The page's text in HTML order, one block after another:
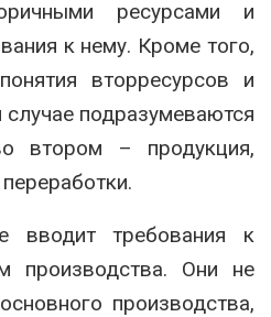
ресурсами и
к нему. Кроме того,
вторресурсов и
подразумеваются
втором – продукция,
вводит требования к
производства. Они не
производства,